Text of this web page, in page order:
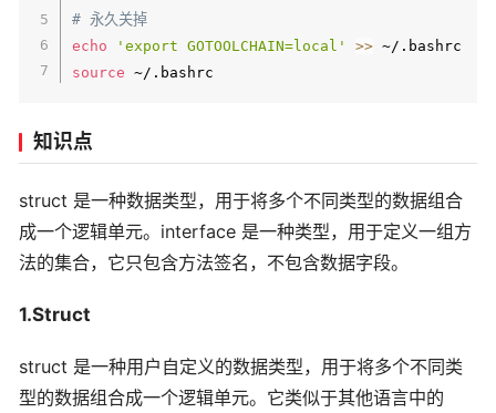
# 永久关掉
echo
'export GOTOOLCHAIN=local' >>
source
知识点
struct 是一种数据类型，用于将多个不同类型的数据组合
成一个逻辑单元。interface 是一种类型，用于定义一组方
法的集合，它只包含方法签名，不包含数据字段。
1.Struct
struct 是一种用户自定义的数据类型，用于将多个不同类
型的数据组合成一个逻辑单元。它类似于其他语言中的